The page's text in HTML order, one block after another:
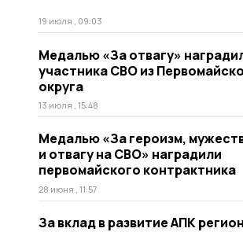
19 июля , 09:03
Медалью «За отвагу»
участника СВО из
округа
13 июля , 15:48
Медалью «За героизм,
и отвагу на СВО» наградили
первомайского контрактника
28 июня , 11:57
За вклад в развитие АПК